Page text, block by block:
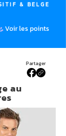
& BELGE
Voir les points
Partager
au